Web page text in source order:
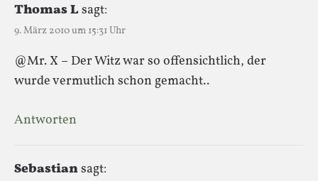
Thomas Lsagt:
9. März 2010 um 15:31 Uhr
@Mr. X – Der Witz war so offensichtlich, der
wurde vermutlich schon gemacht..
Antworten
Sebastiansagt: